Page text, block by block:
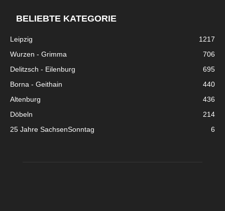
BELIEBTE KATEGORIE
Leipzig
1217
Wurzen - Grimma
706
Delitzsch - Eilenburg
695
Borna - Geithain
440
Altenburg
436
Döbeln
214
25 Jahre SachsenSonntag
6